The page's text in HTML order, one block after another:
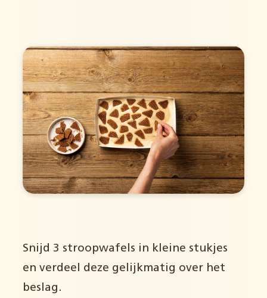
Snijd 3 stroopwafels in kleine stukjes
en verdeel deze gelijkmatig over het
beslag.